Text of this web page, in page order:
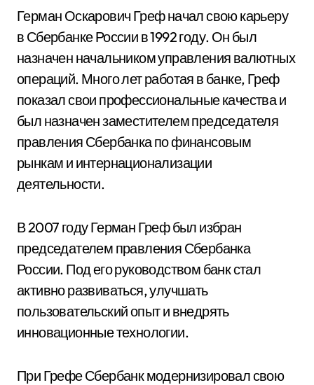
Герман Оскарович Греф начал свою карьеру
в Сбербанке России в 1992 году. Он был
назначен начальником управления валютных
операций. Много лет работая в банке, Греф
показал свои профессиональные качества и
был назначен заместителем председателя
правления Сбербанка по финансовым
рынкам и интернационализации
деятельности.
В 2007 году Герман Греф был избран
председателем правления Сбербанка
России. Под его руководством банк стал
активно развиваться, улучшать
пользовательский опыт и внедрять
инновационные технологии.
При Грефе Сбербанк модернизировал свою